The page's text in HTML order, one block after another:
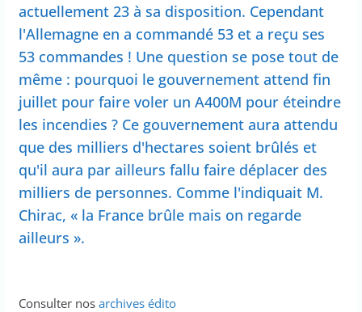
actuellement 23 à sa disposition. Cependant
l'Allemagne en a commandé 53 et a reçu ses
53 commandes ! Une question se pose tout de
même : pourquoi le gouvernement attend fin
juillet pour faire voler un A400M pour éteindre
les incendies ? Ce gouvernement aura attendu
que des milliers d'hectares soient brûlés et
qu'il aura par ailleurs fallu faire déplacer des
milliers de personnes. Comme l'indiquait M.
Chirac, « la France brûle mais on regarde
ailleurs ».
Consulter nos archives édito